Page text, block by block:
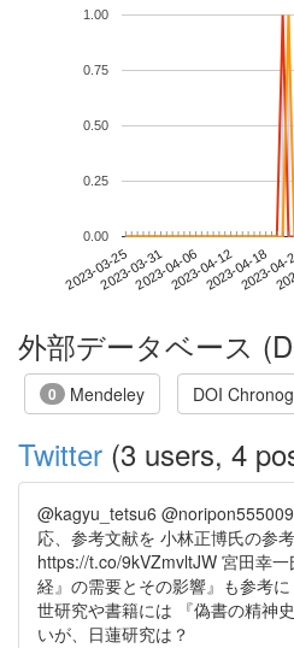
2023-03-252023-03-312023-04-062023-04-122023-04-18
2023-
0.00
0.25
0.50
0.75
1.00
外部データベース
0 Mendeley DOI
Twitter (3 users, 4
@kagyu_tetsu6
応、参考文献を 小林正博氏の参
https://t.co/9kVZmvltJW 宮田幸
経』の需要とその影響』も参考
世研究や書籍には 『偽書の精神
いが、日蓮研究は？